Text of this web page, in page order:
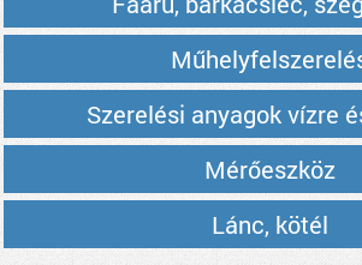
Szerelési anyagok vízre
Mérőeszköz
Lánc, kötél